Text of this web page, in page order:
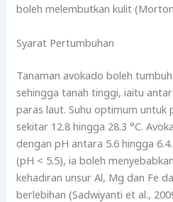
boleh melembutkan kulit
Syarat Pertumbuhan
Tanaman avokado boleh
sehingga tanah tinggi, iaitu
paras laut. Suhu optimum untuk
sekitar 12.8 hingga 28.3 °C.
dengan pH antara 5.6 hingga
(pH < 5.5), ia boleh
kehadiran unsur Al, Mg dan Fe
berlebihan (Sadwiyanti et al.,